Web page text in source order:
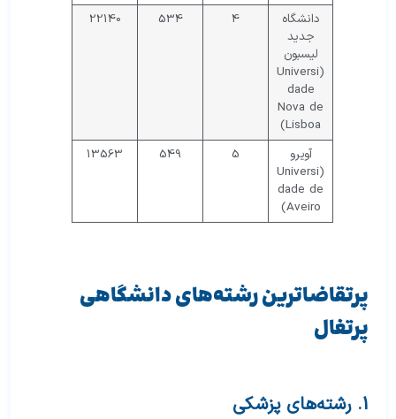
دانشگاه
جدید
لیسبون
(Universi
dade
Nova de
Lisboa)
4
534
22140
آویرو
(Universi
dade de
Aveiro)
5
549
13563
پرتقاضاترین رشته‌های دانشگاهی
پرتغال
1. رشته‌های پزشکی